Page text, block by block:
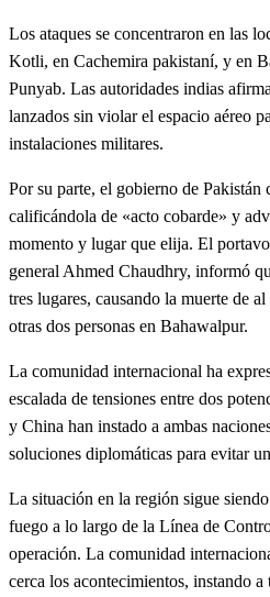
Los ataques se concentraron en las
Kotli, en Cachemira pakistaní, y en
Punyab. Las autoridades indias
lanzados sin violar el espacio aéreo
instalaciones militares.
Por su parte, el gobierno de Pakistán
calificándola de «acto cobarde» y
momento y lugar que elija. El
general Ahmed Chaudhry, informó
tres lugares, causando la muerte de
otras dos personas en Bahawalpur.
La comunidad internacional ha
escalada de tensiones entre dos
y China han instado a ambas
soluciones diplomáticas para evitar
La situación en la región sigue
fuego a lo largo de la Línea de
operación. La comunidad
cerca los acontecimientos, instando a